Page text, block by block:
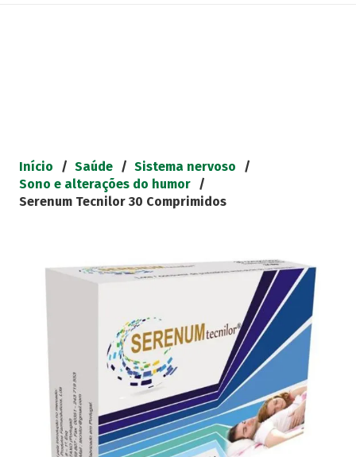
Início / Saúde / Sistema nervoso
/
Sono e alterações do humor /
Serenum Tecnilor 30 Comprimidos